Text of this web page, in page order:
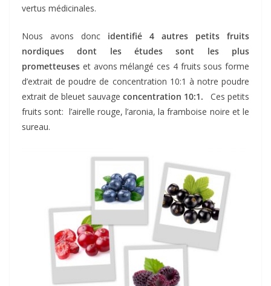
vertus médicinales.
Nous avons donc identifié
4 autres petits fruits
nordiques dont les études sont les plus
prometteuses et avons mélangé ces 4 fruits sous forme
d’extrait de poudre de concentration 10:1 à notre poudre
extrait de bleuet sauvage concentration 10:1. Ces petits
fruits sont: l’airelle rouge, l’aronia, la framboise noire et le
sureau.